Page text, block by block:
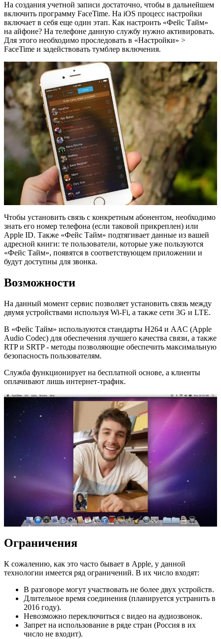
На создания учетной записи достаточно, чтобы в дальнейшем
включить программу FaceTime. На iOS процесс настройки
включает в себя еще один этап. Как настроить «Фейс Тайм»
на айфоне? На телефоне данную службу нужно активировать.
Для этого необходимо проследовать в «Настройки» >
FaceTime и задействовать тумблер включения.
Чтобы установить связь с конкретным абонентом, необходимо
знать его номер телефона (если таковой прикреплен) или
Apple ID. Также «Фейс Тайм» подтягивает данные из вашей
адресной книги: те пользователи, которые уже пользуются
«Фейс Тайм», появятся в соответствующем приложении и
будут доступны для звонка.
Возможности
На данный момент сервис позволяет установить связь между
двумя устройствами используя Wi-Fi, а также сети 3G и LTE.
В «Фейс Тайм» используются стандарты H264 и AAC (Apple
Audio Codec) для обеспечения лучшего качества связи, а также
RTP и SRTP - методы позволяющие обеспечить максимальную
безопасность пользователям.
Служба функционирует на бесплатной основе, а клиенты
оплачивают лишь интернет-трафик.
Ограничения
К сожалению, как это часто бывает в Apple, у данной
технологии имеется ряд ограничений. В их число входят:
В разговоре могут участвовать не более двух устройств.
Длительное время соединения (планируется устранить в
2016 году).
Невозможно переключиться с видео на аудиозвонок.
Запрет на использование в ряде стран (Россия в их
число не входит).